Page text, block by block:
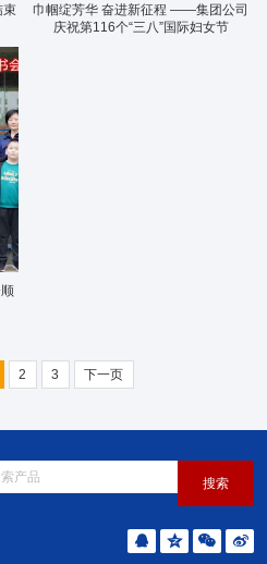
束
巾帼绽芳华 奋进新征程 ——集团公司
庆祝第116个“三八”国际妇女节
2 3 下一页